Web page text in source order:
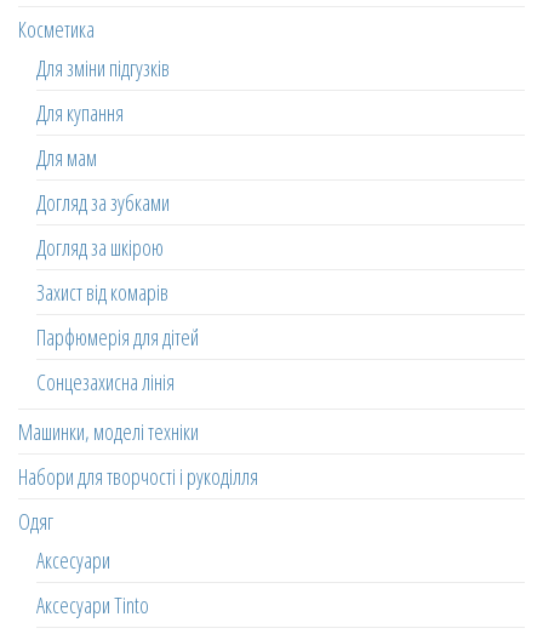
Косметика
Для зміни підгузків
Для купання
Для мам
Догляд за зубками
Догляд за шкірою
Захист від комарів
Парфюмерія для дітей
Сонцезахисна лінія
Машинки, моделі техніки
Набори для творчості і рукоділля
Одяг
Аксесуари
Аксесуари Tinto